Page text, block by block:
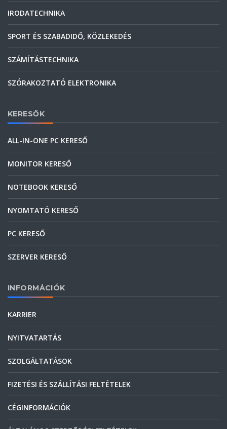
IRODATECHNIKA
SPORT ÉS SZABADIDŐ, KÖZLEKEDÉS
SZÁMÍTÁSTECHNIKA
SZÓRAKOZTATÓ ELEKTRONIKA
KERESŐK
ALL-IN-ONE PC KERESŐ
MONITOR KERESŐ
NOTEBOOK KERESŐ
NYOMTATÓ KERESŐ
PC KERESŐ
SZERVER KERESŐ
INFORMÁCIÓK
KARRIER
NYITVATARTÁS
SZOLGÁLTATÁSOK
FIZETÉSI ÉS SZÁLLÍTÁSI FELTÉTELEK
CÉGINFORMÁCIÓK